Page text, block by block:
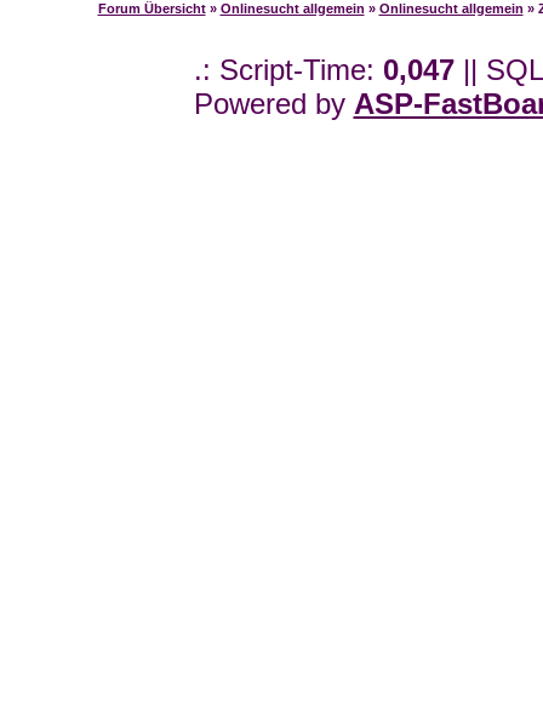
Forum Übersicht » Onlinesucht allgemein » Onlinesucht allgemein »
.: Script-Time: 0,047||
Powered by ASP-